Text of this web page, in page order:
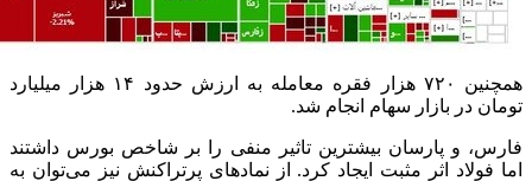
همچنین ۷۲۰ هزار فقره معامله به ارزش حدود ۱۴ هزار میلیارد
تومان در بازار سهام انجام شد.
فارس، و پارسان بیشترین تاثیر منفی را بر شاخص بورس داشتند
اما فولاد اثر مثبت ایجاد کرد. از نمادهای پرتراکنش نیز می‌توان به